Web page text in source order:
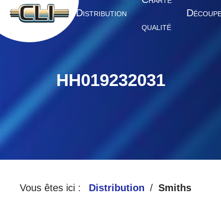
A CCUEIL DISTRIBUTION
QUALITÉ
D
HH019232031
Vous êtes ici : Distribution
Smiths